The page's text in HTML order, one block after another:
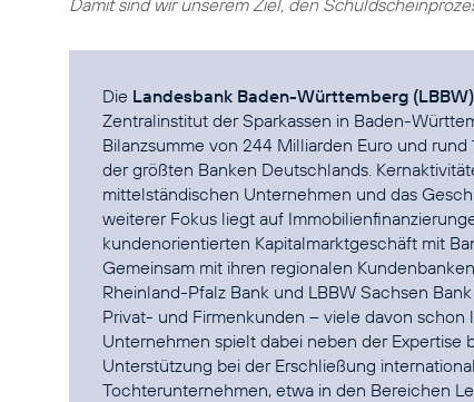
Damit sind wir unserem Ziel, den
Die Landesbank Baden-Württemberg (LBBW)
Zentralinstitut der Sparkassen in Baden-
Bilanzsumme von 244 Milliarden Euro und rund
der größten Banken Deutschlands.
mittelständischen Unternehmen und das
weiterer Fokus liegt auf
kundenorientierten Kapitalmarktgeschäft mit
Gemeinsam mit ihren regionalen
Rheinland-Pfalz Bank und LBBW Sachsen
Privat- und Firmenkunden – viele davon schon
Unternehmen spielt dabei neben der
Unterstützung bei der Erschließung
Tochterunternehmen, etwa in den Bereichen